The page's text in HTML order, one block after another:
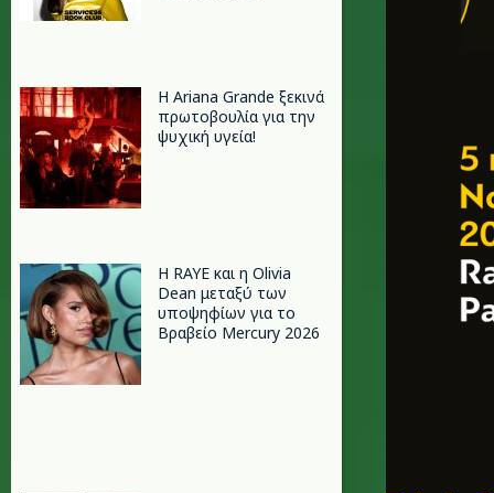
Η Ariana Grande ξεκινά
πρωτοβουλία για την
ψυχική υγεία!
Η RAYE και η Olivia
Dean μεταξύ των
υποψηφίων για το
Βραβείο Mercury 2026